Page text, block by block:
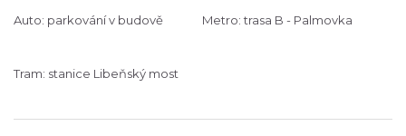
Auto: parkování v budově Metro: trasa B - Palmovka
Tram: stanice Libeňský most